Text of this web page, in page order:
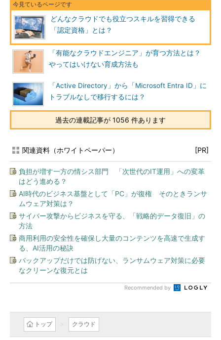
どんなクラウドでも役立つスキルを習得できる
「認定資格」とは？
「有能なクラウドエンジニア」が育つ方法とは？
やってはいけない育成方法も
「Active Directory」から「Microsoft Entra ID」に
トラブルなしで移行するには？
過去の連載記事が 1056 件あります
関連資料（ホワイトペーパー） [PR]
負担が増す一方の情シス部門 「次世代のIT運用」への変革
はどう進める？
AI時代のビジネス基盤として「PC」が復権 そのときランサ
ムウェア対策は？
サイバー攻撃からビジネスを守る、「戦略的データ復旧」の
方法
商用利用の安全性を確保し大量のコンテンツを高速で生成す
る、AI活用の秘訣
バックアップだけでは防げない、ランサムウェア対策に必要
なクリーンな復元とは
Recommended by
トップ クラウド